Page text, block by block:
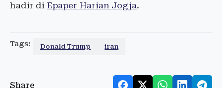
hadir di Epaper Harian Jogja.
Tags: Donald Trump iran
Share